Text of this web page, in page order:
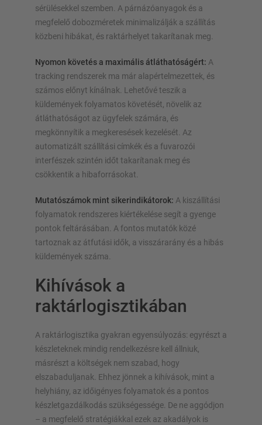
sérülésekkel szemben. A párnázóanyagok és a
megfelelő dobozméretek minimalizálják a szállítás
közbeni hibákat, és raktárhelyet takarítanak meg.
Nyomon követés a maximális átláthatóságért: A
tracking rendszerek ma már alapértelmezettek, és
számos előnyt kínálnak. Lehetővé teszik a
küldemények folyamatos követését, növelik az
átláthatóságot az ügyfelek számára, és
megkönnyítik a megkeresések kezelését. Az
automatizált szállítási címkék és a fuvarozói
interfészek szintén időt takarítanak meg és
csökkentik a hibaforrásokat.
Mutatószámok mint sikerindikátorok: A kiszállítási
folyamatok rendszeres kiértékelése segít a gyenge
pontok feltárásában. A fontos mutatók közé
tartoznak az átfutási idők, a visszárarány és a hibás
küldemények száma.
Kihívások a
raktárlogisztikában
A raktárlogisztika gyakran egyensúlyozás: egyrészt a
készleteknek mindig rendelkezésre kell állniuk,
másrészt a költségek nem szabad, hogy
elszabaduljanak. Ehhez jönnek a kihívások, mint a
helyhiány, az időigényes folyamatok és a pontos
készletgazdálkodás szükségessége. De ne aggódjon
– a megfelelő stratégiákkal ezek az akadályok is